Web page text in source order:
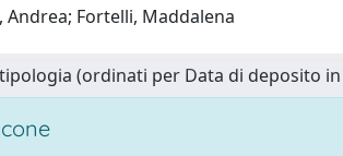
Andrea; Fortelli, Maddalena
(ordinati per Data di deposito in